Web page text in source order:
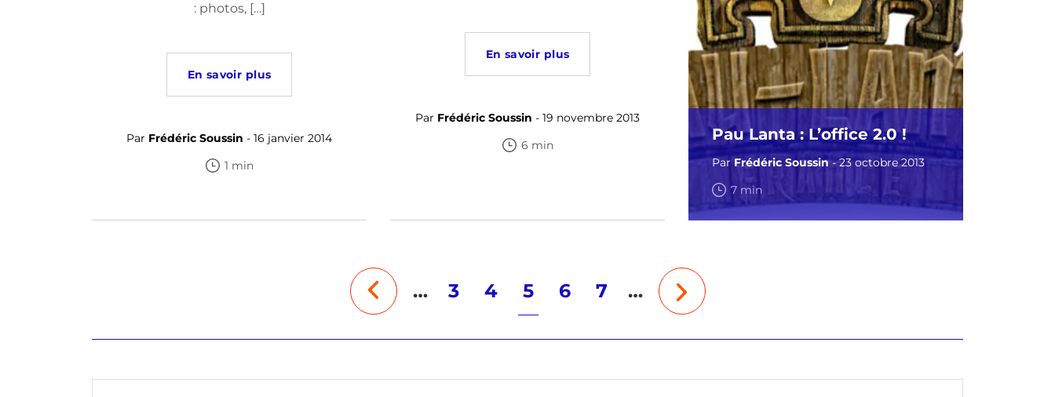
: photos, […]
En savoir plus
Par Frédéric Soussin - 16 janvier 2014
1 min
En savoir plus
Par Frédéric Soussin - 19 novembre 2013
6 min
Pau Lanta : L’office 2.0 !
Par Frédéric Soussin- 23 octobre 2013
7 min
… 3 4 5 6 7 …